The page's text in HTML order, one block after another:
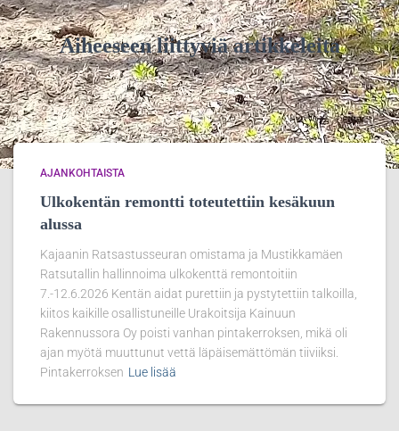
Aiheeseen liittyviä artikkeleita
AJANKOHTAISTA
Ulkokentän remontti toteutettiin kesäkuun
alussa
Kajaanin Ratsastusseuran omistama ja Mustikkamäen
Ratsutallin hallinnoima ulkokenttä remontoitiin
7.-12.6.2026 Kentän aidat purettiin ja pystytettiin talkoilla,
kiitos kaikille osallistuneille Urakoitsija Kainuun
Rakennussora Oy poisti vanhan pintakerroksen, mikä oli
ajan myötä muuttunut vettä läpäisemättömän tiiviiksi.
Pintakerroksen Lue lisää